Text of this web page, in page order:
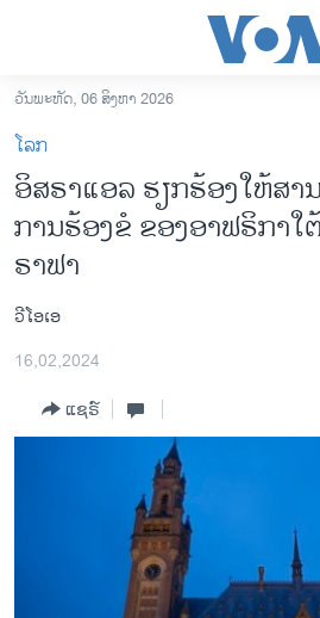
ເຂົ້າ
ຫາ
ຂ້າມ
ຂ້າມ
ຂ້າມ
ໄປ
ຫາ
ຊອກ
ລາວ
ອາເມຣິກາ
ການເລືອກຕັ້ງ ປະທານາທີບໍດີ ສະຫະລັດ
ອິດສະຫຼະພາບດ້ານການຂ່າວ
ວິທະຍາສາດ-ເທັກໂນໂລຈີ
ວັນພະຫັດ, 06 ສິງຫາ 2026
ໂລກ
ອິສຣາແອລ ຮຽກຮ້ອງໃຫ້ສາ
ການ​ຮ້ອງ​ຂໍ ຂອງອາຟຣິກາໃ
ຣາຟາ
ວີໂອເອ
16,02,2024
ແຊຣ໌